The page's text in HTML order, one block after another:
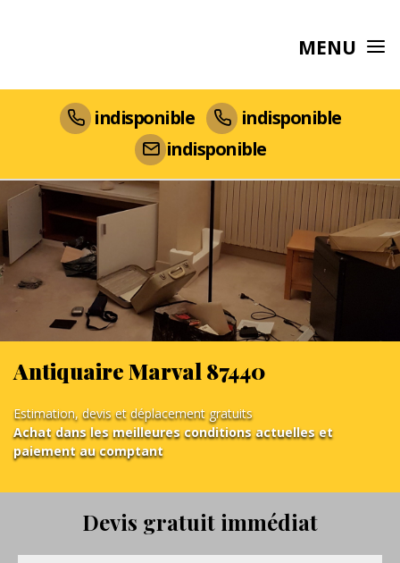
MENU
indisponible
indisponible
indisponible
Antiquaire Marval 87440
Estimation, devis et déplacement gratuits
Achat dans les meilleures conditions actuelles et
paiement au comptant
Devis gratuit immédiat